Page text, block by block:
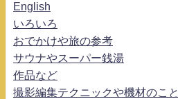
English
いろいろ
おでかけや旅の参考
サウナやスーパー銭湯
作品など
撮影編集テクニックや機材のこと